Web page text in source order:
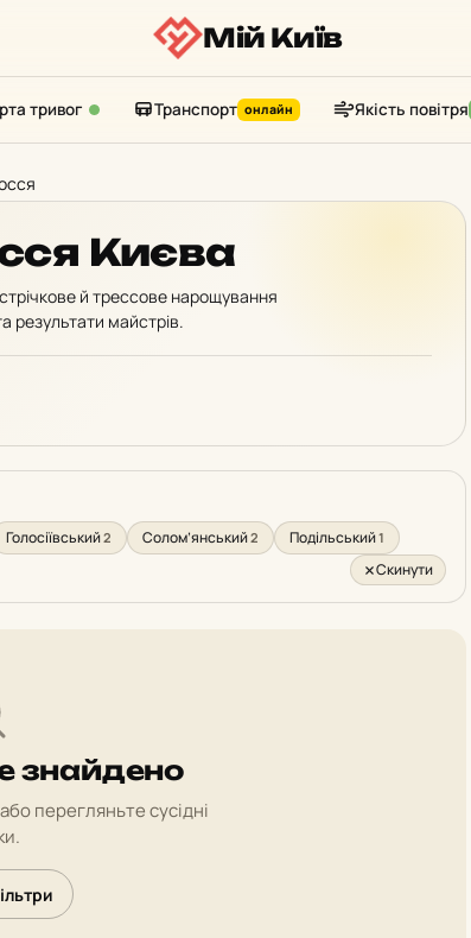
Мій Київ
тривог Транспорт онлайн Якість повітря
Києва
й трессове нарощування
результати майстрів.
Голосіївський2 Солом’янський2 Подільський1
Скинути
знайдено
перегляньте сусідні